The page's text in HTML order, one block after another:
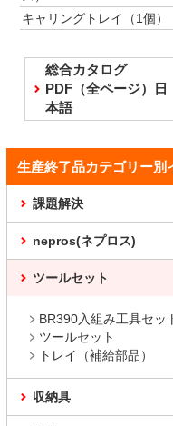
キャリングトレイ（1個）
総合カタログ
PDF（全ページ）日
本語
生産終了品カテゴリー別
課題解決
nepros(ネプロス)
ツールセット
BR390入組み工具セッ
ツールセット
トレイ（補給部品）
収納具